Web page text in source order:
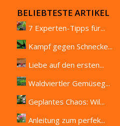
BELIEBTESTE ARTIKEL
7 Experten-Tipps für...
Kampf gegen Schnecke...
Liebe auf den ersten...
Waldviertler Gemüseg...
Geplantes Chaos: Wil...
Anleitung zum perfek...